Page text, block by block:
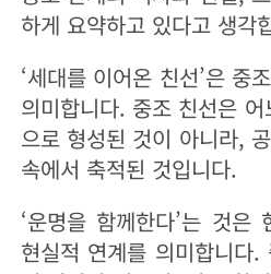
하게 요약하고 있다고 생각
‘세대를 이어온 친선’은 중
의미합니다. 중조 친선은
으로 형성된 것이 아니라,
속에서 축적된 것입니다.
‘운명을 함께한다’는 것
현실적 연계를 의미합니다